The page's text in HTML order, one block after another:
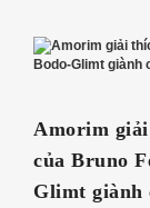
Amorim
của Bruno
Glimt giành